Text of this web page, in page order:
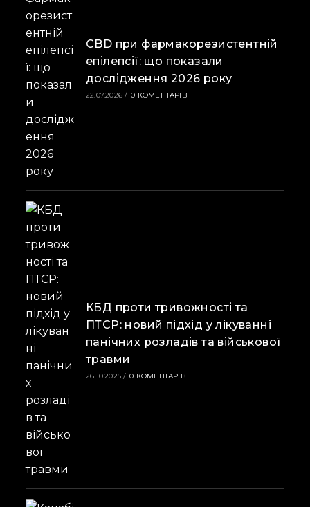
CBD при фармакорезистентній
епілепсії: що показали
дослідження 2026 року
22.07.2026 / 0 КОМЕНТАРІВ
КБД проти тривожності та
ПТСР: новий підхід у лікуванні
панічних розладів та військової
травми
26.10.2025 / 0 КОМЕНТАРІВ